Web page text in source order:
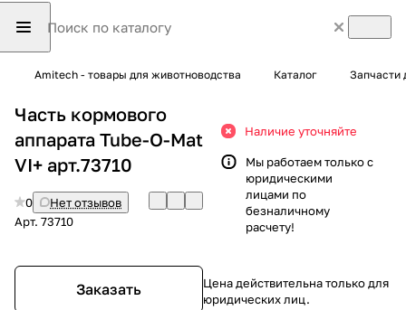
Amitech - товары для животноводства Каталог Запчасти
Часть кормового
аппарата Tube-O-Mat
VI+ арт.73710
0
Нет отзывов
Арт. 73710
Заказать
Наличие уточняйте
Мы работаем только с
юридическими
лицами по
безналичному
расчету!
Цена действительна только для
юридических лиц.